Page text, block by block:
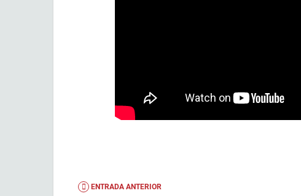
ENTRADA ANTERIOR